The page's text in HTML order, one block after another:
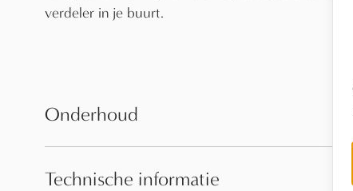
verdeler in je buurt.
Onderhoud
Technische informatie